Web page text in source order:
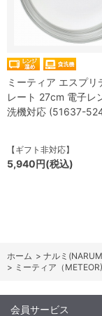
ミーティア エスプリ
レート 27cm 電子レ
洗機対応 (51637-
【ギフト非対応】
5,940円(税込)
ホーム > ナルミ
> ミーティア（METEOR)
会員サービス